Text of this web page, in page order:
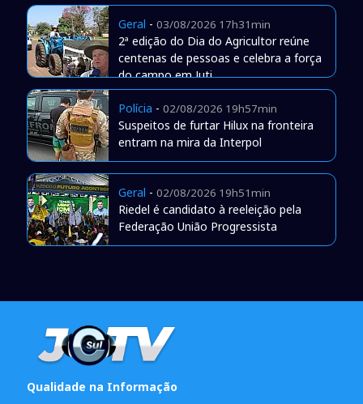
Geral - 03/08/2026 17h31min
2ª edição do Dia do Agricultor reúne
centenas de pessoas e celebra a força
do campo em Juti
Polícia - 02/08/2026 19h57min
Suspeitos de furtar Hilux na fronteira
entram na mira da Interpol
Geral - 02/08/2026 19h51min
Riedel é candidato à reeleição pela
Federação União Progressista
Qualidade na Informação